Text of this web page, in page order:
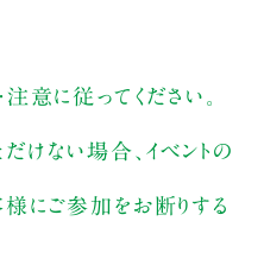
意に従ってください。
けない場合、イベントの
にご参加をお断りする